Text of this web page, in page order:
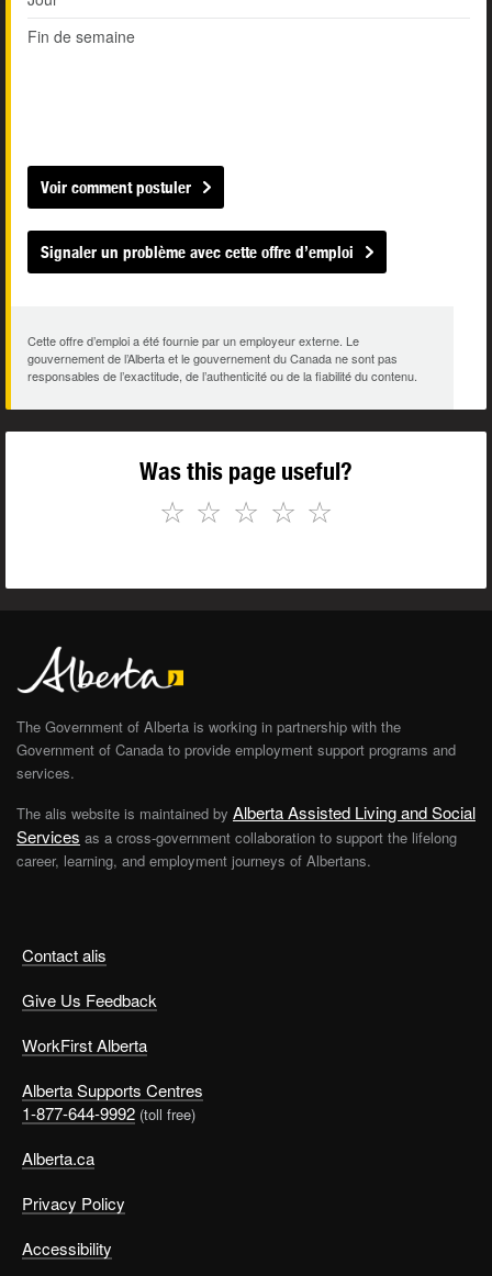
Fin de semaine
Voir comment postuler
Signaler un problème avec cette offre d’emploi
Cette offre d’emploi a été fournie par un employeur externe. Le
gouvernement de l’Alberta et le gouvernement du Canada ne sont pas
responsables de l’exactitude, de l’authenticité ou de la fiabilité du contenu.
Was this page useful?
☆
☆
☆
☆
☆
Contact alis
Give Us Feedback
WorkFirst Alberta
Alberta Supports Centres
1-877-644-9992 (toll free)
Alberta.ca
Privacy Policy
Accessibility
The Government of Alberta is working in partnership with the
Government of Canada to provide employment support programs and
services.
The alis website is maintained by Alberta Assisted Living and Social
Services as a cross-government collaboration to support the lifelong
career, learning, and employment journeys of Albertans.